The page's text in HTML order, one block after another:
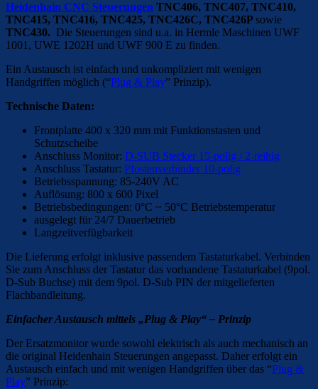
Heidenhain CNC Steuerungen TNC406, TNC407, TNC410,
TNC415, TNC416, TNC425, TNC426C, TNC426Psowie
TNC430. Die Steuerungen sind u.a. in Hermle Maschinen UWF
1001, UWE 1202H und UWF 900 E zu finden.
Ein Austausch ist einfach und unkompliziert mit wenigen
Handgriffen möglich (“Plug & Play” Prinzip).
Technische Daten:
Frontplatte 400 x 320 mm mit Funktionstasten und
Schutzscheibe
Anschluss Monitor: D-SUB Stecker 15-polig / 2-reihig
Anschluss Tastatur: Pfostenverbinder 10-polig
Betriebsspannung: 85-240V AC
Auflösung: 800 x 600 Pixel
Betriebsbedingungen: 0°C ~ 50°C Betriebstemperatur
ausgelegt für 24/7 Dauerbetrieb
Langzeitverfügbarkeit
Die Lieferung erfolgt inklusive passendem Tastaturkabel. Verbinden
Sie zum Anschluss der Tastatur das vorhandene Tastaturkabel (9pol.
D-Sub Buchse) mit dem 9pol. D-Sub PIN der mitgelieferten
Flachbandleitung.
Einfacher Austausch mittels „Plug & Play“ – Prinzip
Der Ersatzmonitor wurde sowohl elektrisch als auch mechanisch an
die original Heidenhain Steuerungen angepasst. Daher erfolgt ein
Austausch einfach und mit wenigen Handgriffen über das “Plug &
Play” Prinzip: